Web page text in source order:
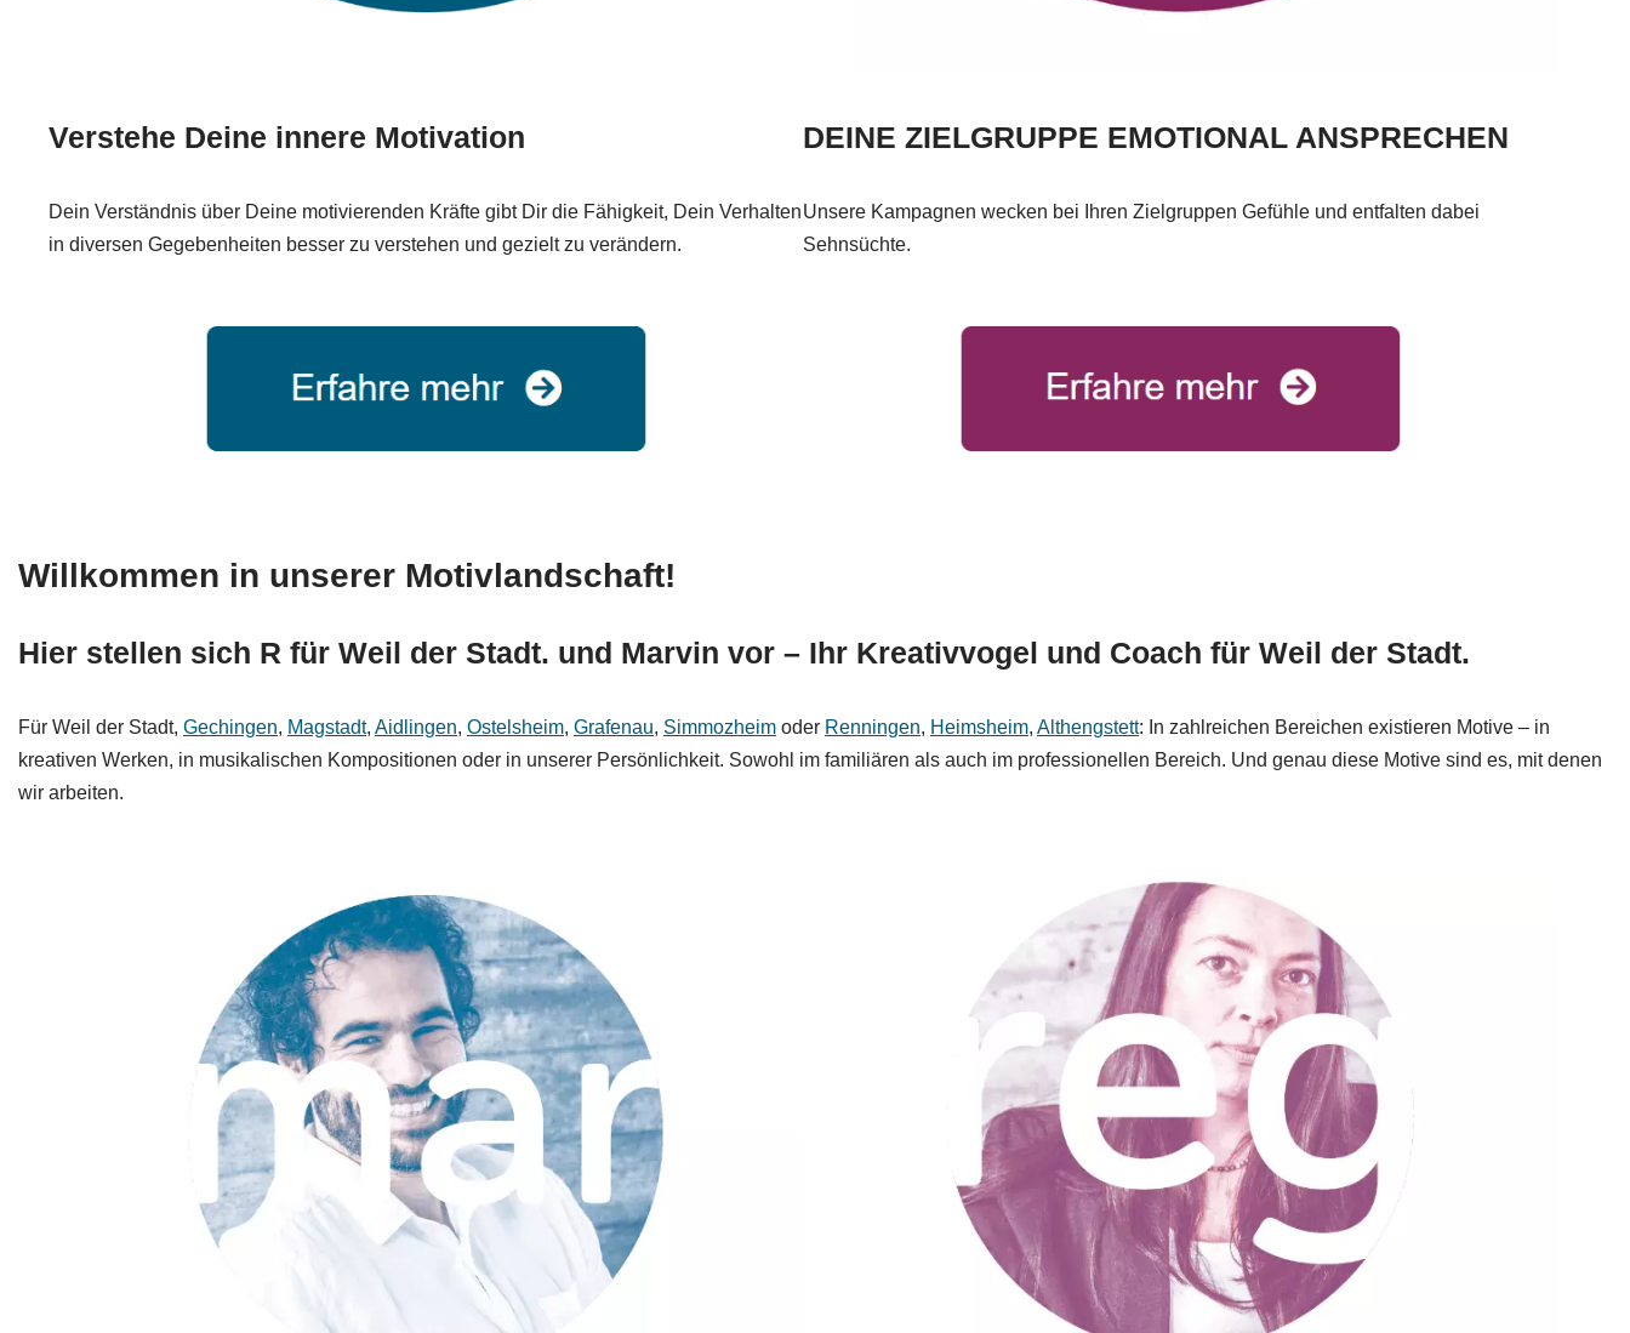
Verstehe Deine innere Motivation
Dein Verständnis über Deine motivierenden Kräfte gibt Dir die Fähigkeit, Dein Verhalten
in diversen Gegebenheiten besser zu verstehen und gezielt zu verändern.
DEINE ZIELGRUPPE EMOTIONAL ANSPRECHEN
Unsere Kampagnen wecken bei Ihren Zielgruppen Gefühle und entfalten dabei
Sehnsüchte.
Willkommen in unserer Motivlandschaft!
Hier stellen sich R für Weil der Stadt. und Marvin vor – Ihr Kreativvogel und Coach für Weil der Stadt.
Für Weil der Stadt, Gechingen, Magstadt, Aidlingen, Ostelsheim, Grafenau, Simmozheim oder Renningen, Heimsheim, Althengstett: In zahlreichen Bereichen existieren Motive – in
kreativen Werken, in musikalischen Kompositionen oder in unserer Persönlichkeit. Sowohl im familiären als auch im professionellen Bereich. Und genau diese Motive sind es, mit denen
wir arbeiten.